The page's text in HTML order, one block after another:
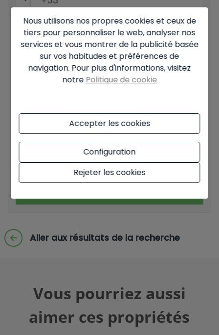
Votre message
données (UE) 2016/679 (GDPR).+ Info
J'ai lu et j'accepte lesmentions légaleset lapolitique de
confidentialité
J'accepte les envois commerciaux
Aller aux résultats de la recherche
Vous pourriez aussi
aimer ces propriétés
Nous utilisons nos propres cookies et ceux de
tiers pour personnaliser le web, analyser nos
services et vous montrer de la publicité basée
sur vos habitudes et préférences de
navigation. Pour plus d'informations, visitez
notre Politique de cookie
Accepter les cookies
Configuration
Rejeter les cookies